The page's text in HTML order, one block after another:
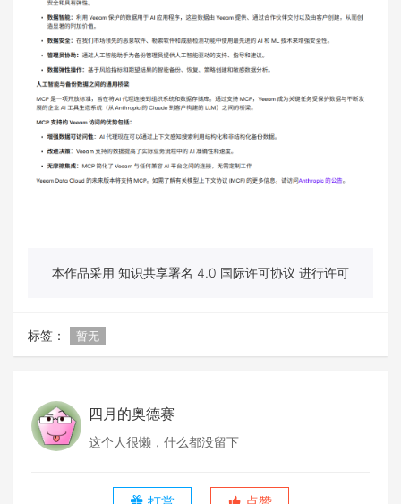
本作品采用 知识共享署名 4.0 国际许可协议 进行许可
标签： 暂无
四月的奥德赛
这个人很懒，什么都没留下